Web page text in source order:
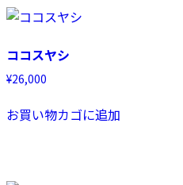
ココスヤシ
¥26,000
お買い物カゴに追加